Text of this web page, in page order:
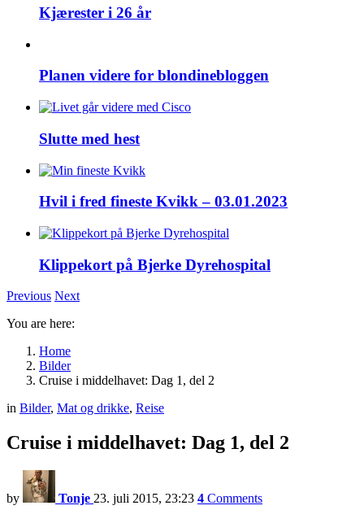
Kjærester i 26 år
Planen videre for blondinebloggen
Slutte med hest
Hvil i fred fineste Kvikk – 03.01.2023
Klippekort på Bjerke Dyrehospital
Previous Next
You are here:
Home
Bilder
Cruise i middelhavet: Dag 1, del 2
in Bilder, Mat og drikke, Reise
Cruise i middelhavet: Dag 1, del 2
by Tonje 23. juli 2015, 23:23 4 Comments